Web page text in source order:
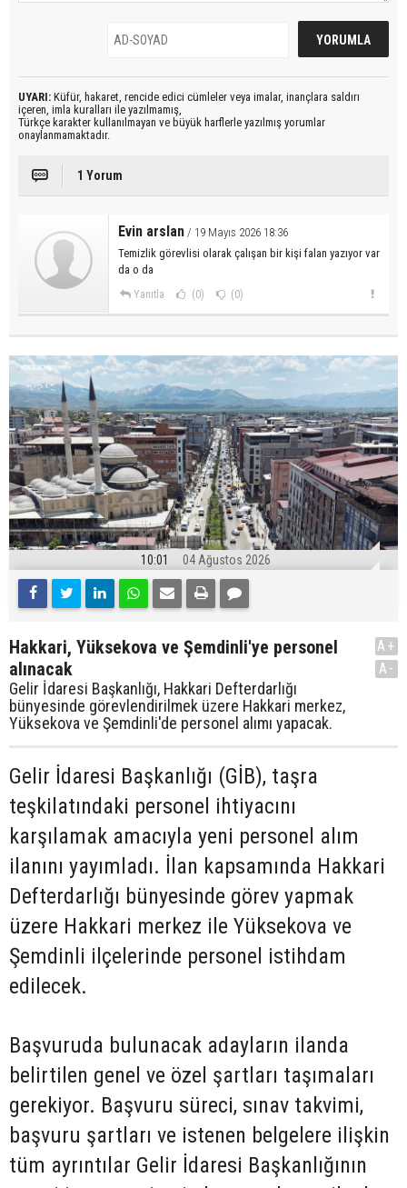
UYARI: Küfür, hakaret, rencide edici cümleler veya imalar, inançlara saldırı
içeren, imla kuralları ile yazılmamış,
Türkçe karakter kullanılmayan ve büyük harflerle yazılmış yorumlar
onaylanmamaktadır.
1 Yorum
Evin arslan / 19 Mayıs 2026 18:36
Temizlik görevlisi olarak çalışan bir kişi falan yazıyor var
da o da
Yanıtla (0) (0)
10:01 04 Ağustos 2026
Hakkari, Yüksekova ve Şemdinli'ye personel
alınacak
Gelir İdaresi Başkanlığı, Hakkari Defterdarlığı
bünyesinde görevlendirilmek üzere Hakkari merkez,
Yüksekova ve Şemdinli'de personel alımı yapacak.
A+
A-
Gelir İdaresi Başkanlığı (GİB), taşra
teşkilatındaki personel ihtiyacını
karşılamak amacıyla yeni personel alım
ilanını yayımladı. İlan kapsamında Hakkari
Defterdarlığı bünyesinde görev yapmak
üzere Hakkari merkez ile Yüksekova ve
Şemdinli ilçelerinde personel istihdam
edilecek.
Başvuruda bulunacak adayların ilanda
belirtilen genel ve özel şartları taşımaları
gerekiyor. Başvuru süreci, sınav takvimi,
başvuru şartları ve istenen belgelere ilişkin
tüm ayrıntılar Gelir İdaresi Başkanlığının